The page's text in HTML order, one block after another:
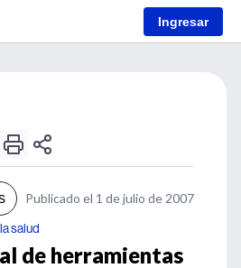
Ingresar
Publicado el 1 de julio de 2007
salud
de herramientas